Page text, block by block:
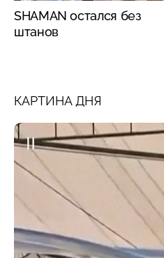
SHAMAN остался без
штанов
КАРТИНА ДНЯ